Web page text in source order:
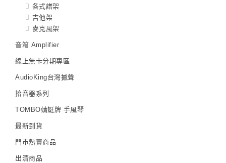
各式譜架
吉他架
麥克風架
音箱 Amplifier
線上無卡分期專區
AudioKing台灣撼聲
拾音器系列
TOMBO蜻蜓牌 手風琴
最新到貨
門市熱賣商品
出清商品